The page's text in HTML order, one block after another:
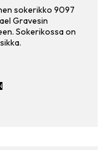
sokerikko 9097
Gravesin
Sokerikossa on